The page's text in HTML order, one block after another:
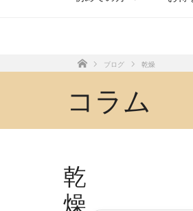
ブログ 乾燥
コラム
乾
燥